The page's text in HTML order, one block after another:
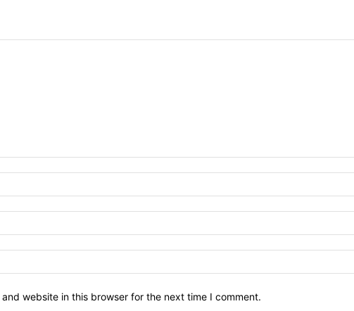
and website in this browser for the next time I comment.